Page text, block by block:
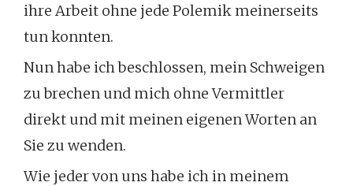
ihre Arbeit ohne jede Polemik meinerseits
tun konnten.
Nun habe ich beschlossen, mein Schweigen
zu brechen und mich ohne Vermittler
direkt und mit meinen eigenen Worten an
Sie zu wenden.
Wie jeder von uns habe ich in meinem